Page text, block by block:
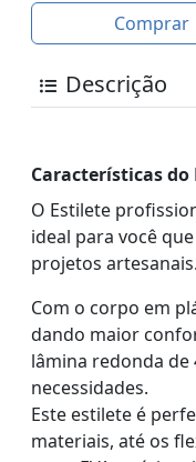
Comprar
Descrição
Características
O Estilete
ideal para você
projetos artesanais.
Com o corpo em
dando maior
lâmina redonda de
necessidades.
Este estilete é
materiais, até os